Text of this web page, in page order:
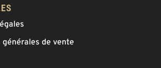
générales de vente